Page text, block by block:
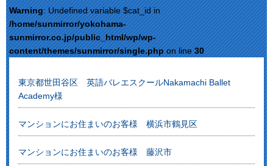
Warning: Undefined variable $cat_id in
/home/sunmirror/yokohama-
sunmirror.co.jp/public_html/wp/wp-
content/themes/sunmirror/single.phpon line30
東京都世田谷区 英語バレエスクールNakamachi Ballet
Academy様
マンションにお住まいのお客様 横浜市鶴見区
マンションにお住まいのお客様 藤沢市